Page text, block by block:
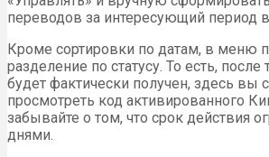
переводов за интересующий период
Кроме сортировки по датам, в меню
разделение по статусу. То есть, после
будет фактически получен, здесь вы
просмотреть код активированного
забывайте о том, что срок действия
днями.